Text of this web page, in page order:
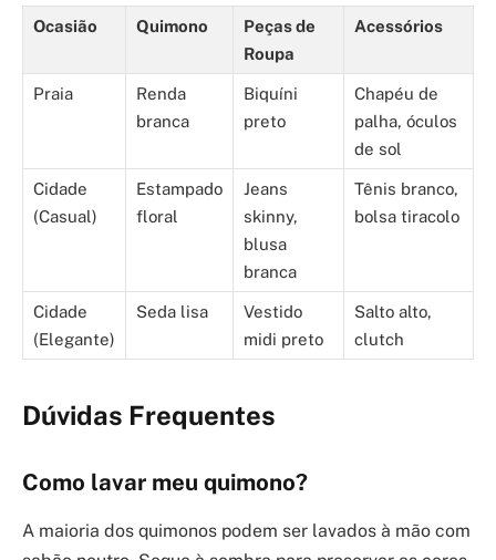
Ocasião Quimono
Peças de
Roupa
Acessórios
Praia
Renda
branca
Biquíni
preto
Chapéu de
palha, óculos
de sol
Cidade
(Casual)
Estampado
floral
Jeans
skinny,
blusa
branca
Tênis branco,
bolsa tiracolo
Cidade
(Elegante)
Seda lisa
Vestido
midi preto
Salto alto,
clutch
Dúvidas Frequentes
Como lavar meu quimono?
A maioria dos quimonos podem ser lavados à mão com